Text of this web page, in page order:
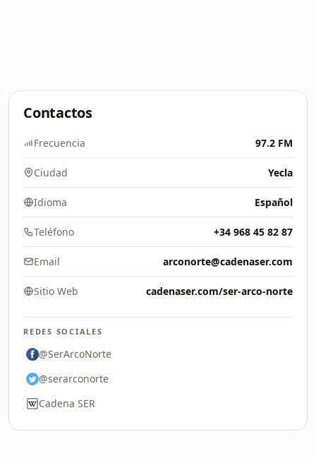
Contactos
Frecuencia 97.2 FM
Ciudad Yecla
Idioma Español
Teléfono +34 968 45 82 87
Email arconorte@cadenaser.com
Sitio Web cadenaser.com/ser-arco-norte
REDES SOCIALES
@SerArcoNorte
@serarconorte
Cadena SER